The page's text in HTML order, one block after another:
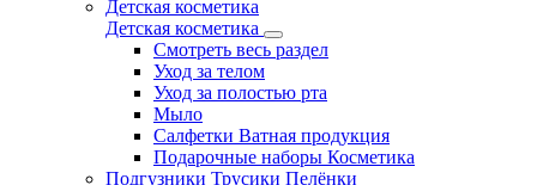
Детская косметика
Детская косметика
Смотреть весь раздел
Уход за телом
Уход за полостью рта
Мыло
Салфетки Ватная продукция
Подарочные наборы Косметика
Подгузники Трусики Пелёнки